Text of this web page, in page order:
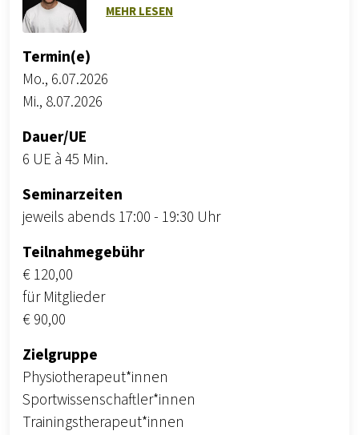
MEHR LESEN
Termin(e)
Mo., 6.07.2026
Mi., 8.07.2026
Dauer/UE
6 UE à 45 Min.
Seminarzeiten
jeweils abends 17:00 - 19:30 Uhr
Teilnahmegebühr
€ 120,00
für Mitglieder
€ 90,00
Zielgruppe
Physiotherapeut*innen
Sportwissenschaftler*innen
Trainingstherapeut*innen